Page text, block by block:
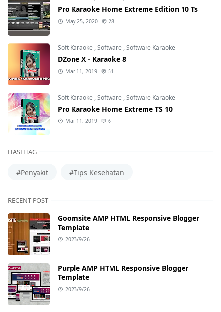
Pro Karaoke Home Extreme Edition 10 Ts
May 25, 2020 28
Soft Karaoke ,Software ,Software Karaoke
DZone X - Karaoke 8
Mar 11, 2019 51
Soft Karaoke ,Software ,Software Karaoke
Pro Karaoke Home Extreme TS 10
Mar 11, 2019 6
HASHTAG
#Penyakit #Tips Kesehatan
RECENT POST
Goomsite AMP HTML Responsive Blogger
Template
2023/9/26
Purple AMP HTML Responsive Blogger
Template
2023/9/26